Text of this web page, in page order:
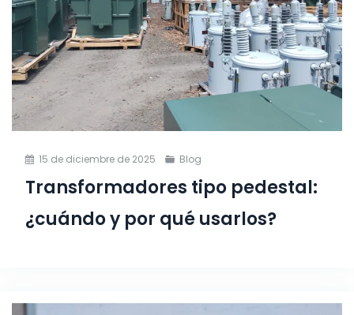
15 de diciembre de 2025 Blog
Transformadores tipo pedestal:
¿cuándo y por qué usarlos?